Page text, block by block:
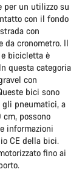
per un utilizzo su
con il fondo
con
da cronometro. Il
bicicletta è
questa categoria
con
bici sono
gli pneumatici, a
possono
informazioni
CE della bici.
fino ai